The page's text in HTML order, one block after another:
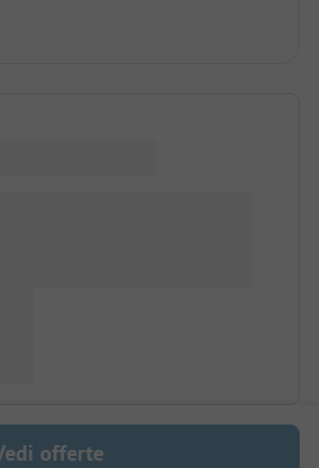
offerte